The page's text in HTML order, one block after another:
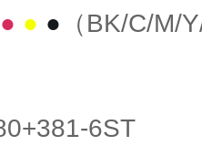
● ● ● （BK/C/M/
6ST